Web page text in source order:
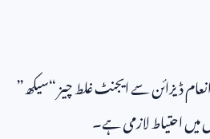
ڈیزائن سے ایجنٹ غلط چیز “سیکھ”
احتیاط لازمی ہے۔